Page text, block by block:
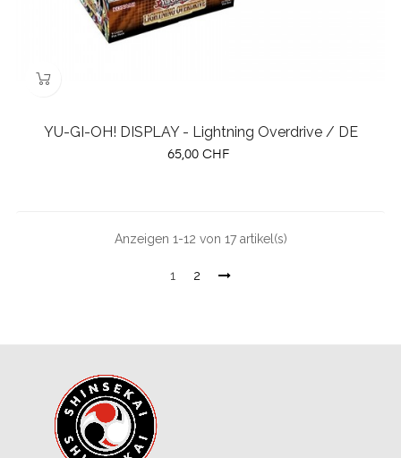
YU-GI-OH! DISPLAY - Lightning Overdrive / DE
Preis
65,00 CHF
Anzeigen 1-12 von 17 artikel(s)
1 2